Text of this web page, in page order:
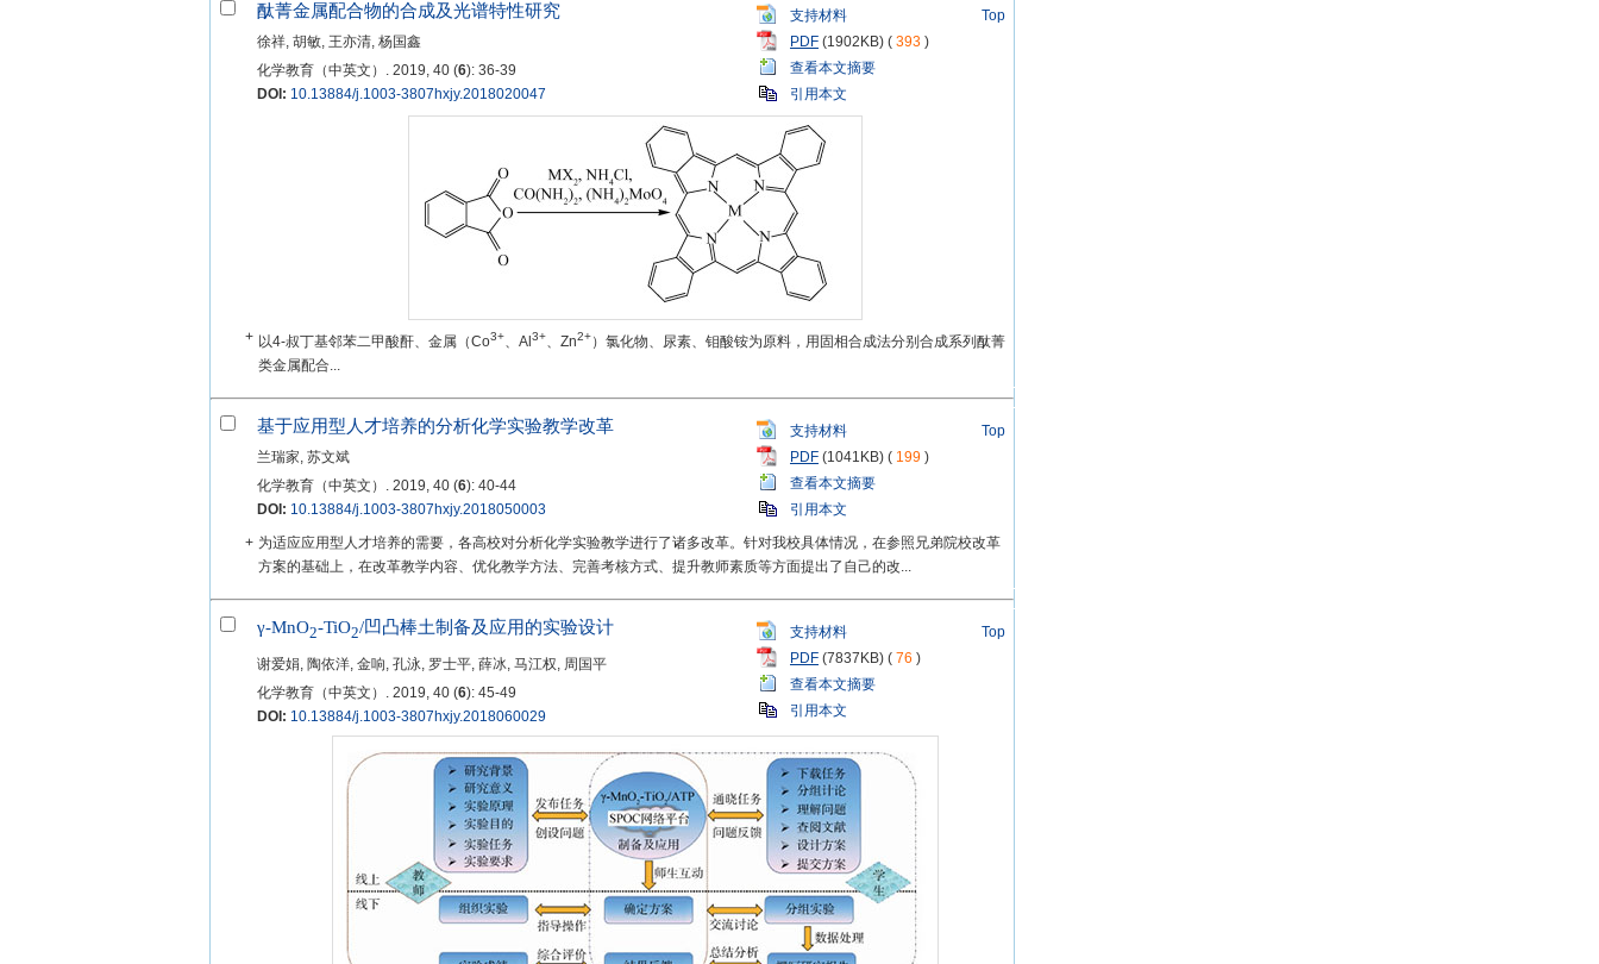
酞菁金属配合物的合成及光谱特性研究
徐祥, 胡敏, 王亦清, 杨国鑫
化学教育（中英文）. 2019, 40 (6): 36-39
DOI: 10.13884/j.1003-3807hxjy.2018020047
支持材料
Top
PDF (1902KB) ( 393 )
查看本文摘要
引用本文
+ 以4-叔丁基邻苯二甲酸酐、金属（Co3+、Al 3+、Zn2+）氯化物、尿素、钼酸铵为原料，用固相合成法分别合成系列酞菁
类金属配合...
基于应用型人才培养的分析化学实验教学改革
兰瑞家, 苏文斌
化学教育（中英文）. 2019, 40 (6): 40-44
DOI: 10.13884/j.1003-3807hxjy.2018050003
支持材料
Top
PDF (1041KB) ( 199 )
查看本文摘要
引用本文
+ 为适应应用型人才培养的需要，各高校对分析化学实验教学进行了诸多改革。针对我校具体情况，在参照兄弟院校改革
方案的基础上，在改革教学内容、优化教学方法、完善考核方式、提升教师素质等方面提出了自己的改...
γ-MnO2-TiO2/凹凸棒土制备及应用的实验设计
谢爱娟, 陶依洋, 金响, 孔泳, 罗士平, 薛冰, 马江权, 周国平
化学教育（中英文）. 2019, 40 (6): 45-49
DOI: 10.13884/j.1003-3807hxjy.2018060029
支持材料
Top
PDF (7837KB) ( 76 )
查看本文摘要
引用本文